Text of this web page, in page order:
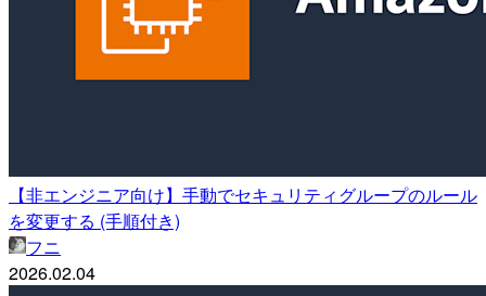
【非エンジニア向け】手動でセキュリティグループのルール
を変更する (手順付き)
フニ
2026.02.04